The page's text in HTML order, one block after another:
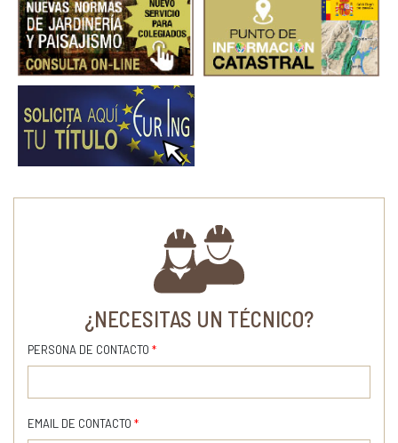
¿NECESITAS UN TÉCNICO?
PERSONA DE CONTACTO *
EMAIL DE CONTACTO *